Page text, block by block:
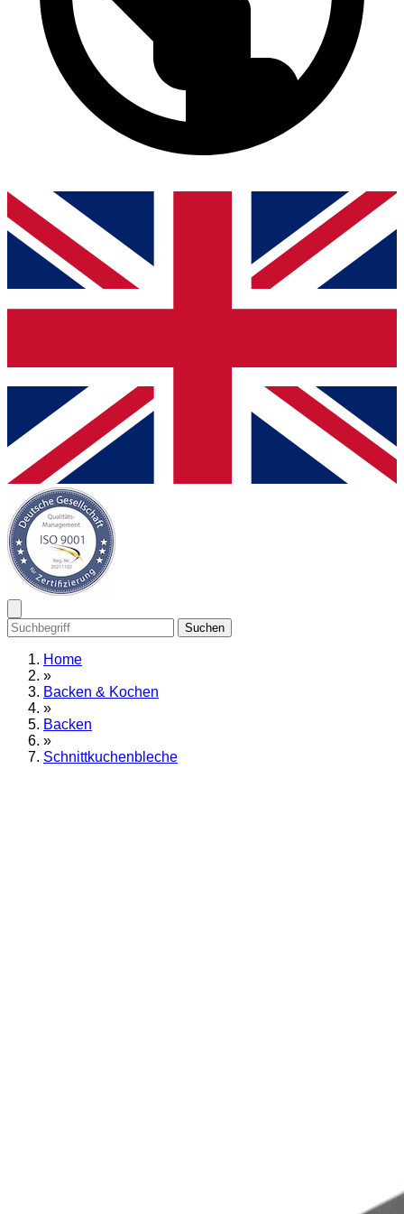
Suchen
Home
»
Backen & Kochen
»
Backen
»
Schnittkuchenbleche